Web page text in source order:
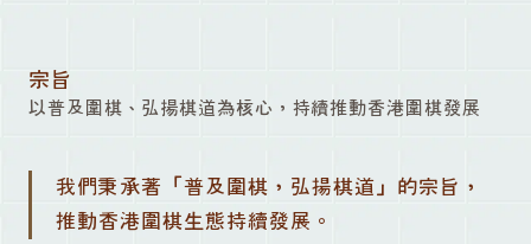
宗旨
以普及圍棋、弘揚棋道為核心，持續推動香港圍棋發展
我們秉承著「普及圍棋，弘揚棋道」的宗旨，
推動香港圍棋生態持續發展。